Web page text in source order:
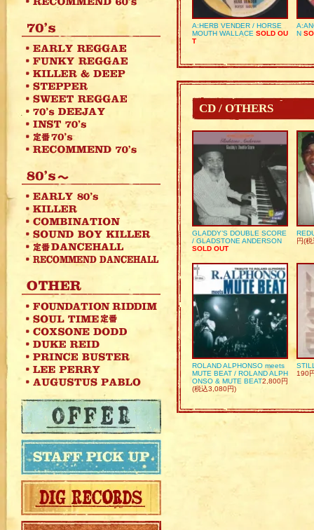
A:HERB VENDER / HORSE
MOUTH WALLACE SOLD OU
T
N
CD / OTHERS
GLADDY’S DOUBLE SCORE
/ GLADSTONE ANDERSON
SOLD OUT
円(
ROLAND ALPHONSO meets
MUTE BEAT / ROLAND ALPH
ONSO & MUTE BEAT2,800円
(税込3,080円)
190